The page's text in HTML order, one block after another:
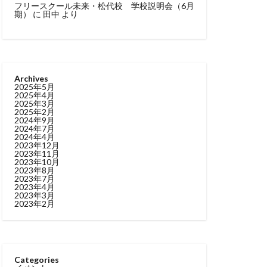
フリースクール未来・松代校 学校説明会（6月
期）
に 田中 より
Archives
2025年5月
2025年4月
2025年3月
2025年2月
2024年9月
2024年7月
2024年4月
2023年12月
2023年11月
2023年10月
2023年8月
2023年7月
2023年4月
2023年3月
2023年2月
Categories